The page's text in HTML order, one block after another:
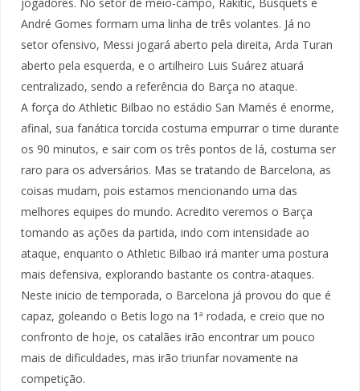
André Gomes formam uma linha de três volantes. Já no
setor ofensivo, Messi jogará aberto pela direita, Arda Turan
aberto pela esquerda, e o artilheiro Luis Suárez atuará
centralizado, sendo a referência do Barça no ataque.
A força do Athletic Bilbao no estádio San Mamés é enorme,
afinal, sua fanática torcida costuma empurrar o time durante
os 90 minutos, e sair com os três pontos de lá, costuma ser
raro para os adversários. Mas se tratando de Barcelona, as
coisas mudam, pois estamos mencionando uma das
melhores equipes do mundo. Acredito veremos o Barça
tomando as ações da partida, indo com intensidade ao
ataque, enquanto o Athletic Bilbao irá manter uma postura
mais defensiva, explorando bastante os contra-ataques.
Neste inicio de temporada, o Barcelona já provou do que é
capaz, goleando o Betis logo na 1ª rodada, e creio que no
confronto de hoje, os catalães irão encontrar um pouco
mais de dificuldades, mas irão triunfar novamente na
competição.